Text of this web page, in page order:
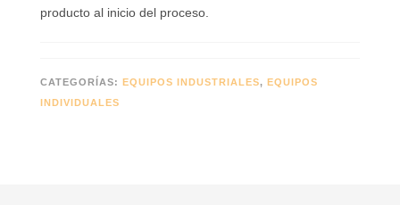
producto al inicio del proceso.
CATEGORÍAS: EQUIPOS INDUSTRIALES, EQUIPOS
INDIVIDUALES